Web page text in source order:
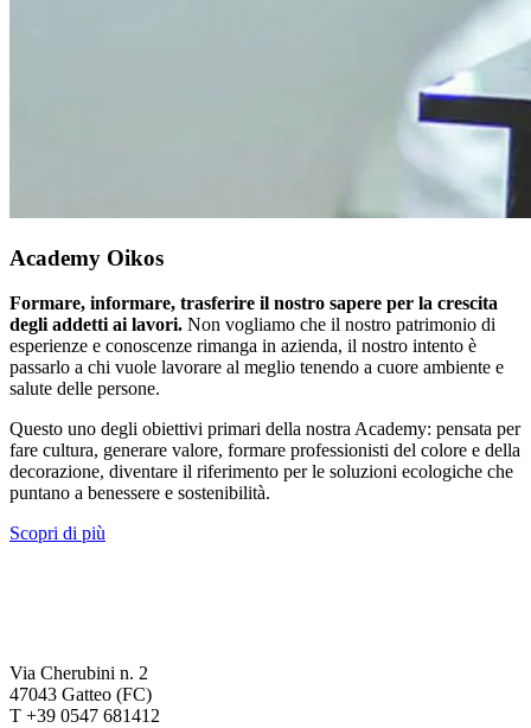
Academy Oikos
Formare, informare, trasferire il nostro sapere per la crescita
degli addetti ai lavori. Non vogliamo che il nostro patrimonio di
esperienze e conoscenze rimanga in azienda, il nostro intento è
passarlo a chi vuole lavorare al meglio tenendo a cuore ambiente e
salute delle persone.
Questo uno degli obiettivi primari della nostra Academy: pensata per
fare cultura, generare valore, formare professionisti del colore e della
decorazione, diventare il riferimento per le soluzioni ecologiche che
puntano a benessere e sostenibilità.
Scopri di più
Via Cherubini n. 2
47043 Gatteo (FC)
T +39 0547 681412